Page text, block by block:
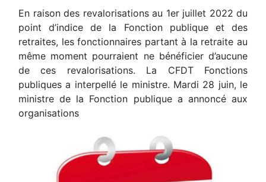
En raison des revalorisations au 1er juillet 2022 du
point d’indice de la Fonction publique et des
retraites, les fonctionnaires partant à la retraite au
même moment pourraient ne bénéficier d’aucune
de ces revalorisations. La CFDT Fonctions
publiques a interpellé le ministre. Mardi 28 juin, le
ministre de la Fonction publique a annoncé aux
organisations